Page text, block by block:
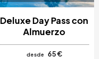
Deluxe Day Pass con
Almuerzo
desde 65 €